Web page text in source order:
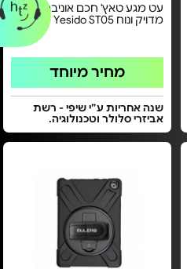
עט מגע טאץ' חכם אוניברסלי
מדויק ונוח Yesido ST05 -
מחיר מיוחד
שנה אחריות ע״י שיפי - רשת
אביזרי סלולר וטכנולוגיה.